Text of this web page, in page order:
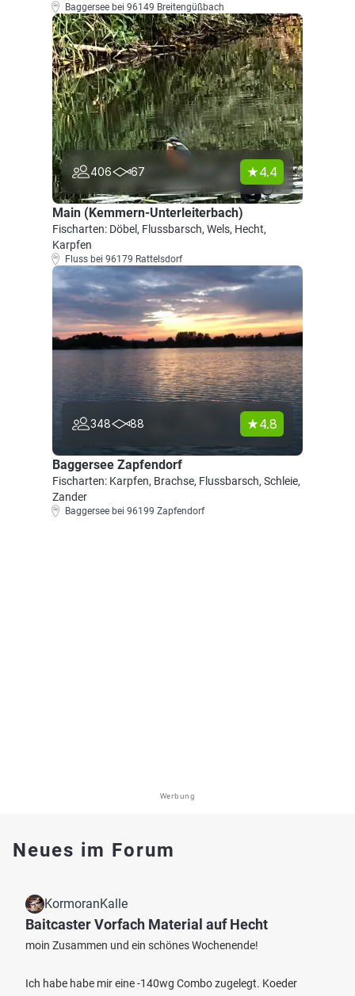
Baggersee bei 96149 Breitengüßbach
406 67 4.4
Main (Kemmern-Unterleiterbach)
Fischarten: Döbel, Flussbarsch, Wels, Hecht,
Karpfen
Fluss bei 96179 Rattelsdorf
348 88 4.8
Baggersee Zapfendorf
Fischarten: Karpfen, Brachse, Flussbarsch, Schleie,
Zander
Baggersee bei 96199 Zapfendorf
Werbung
Neues im Forum
KormoranKalle
Baitcaster Vorfach Material auf Hecht
moin Zusammen und ein schönes Wochenende!
Ich habe habe mir eine -140wg Combo zugelegt. Koeder